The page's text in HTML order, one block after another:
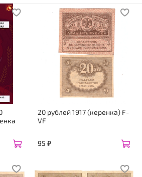
20 рублей 1917 (керенка) F-
VF
95 ₽